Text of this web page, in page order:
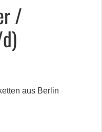
/
aus Berlin